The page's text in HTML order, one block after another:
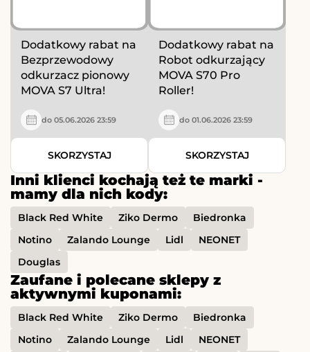
Inni klienci kochają też te marki -
mamy dla nich kody:
Black Red White Ziko Dermo
Biedronka
Notino
Zalando Lounge Lidl
NEONET
Douglas
Zaufane i polecane sklepy z
aktywnymi kuponami:
Black Red White Ziko Dermo
Biedronka
Notino
Zalando Lounge Lidl
NEONET
Dodatkowy rabat na
Bezprzewodowy
odkurzacz pionowy
MOVA S7 Ultra!
do 05.06.2026 23:59
SKORZYSTAJ
Dodatkowy rabat na
Robot odkurzający
MOVA S70 Pro
Roller!
do 01.06.2026 23:59
SKORZYSTAJ